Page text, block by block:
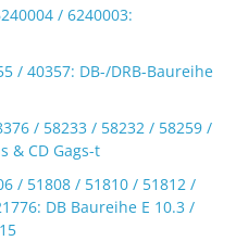
/ 6240003:
/ 40357: DB-/DRB-Baureihe
/ 58233 / 58232 / 58259 /
& CD Gags-t
/ 51808 / 51810 / 51812 /
DB Baureihe E 10.3 /